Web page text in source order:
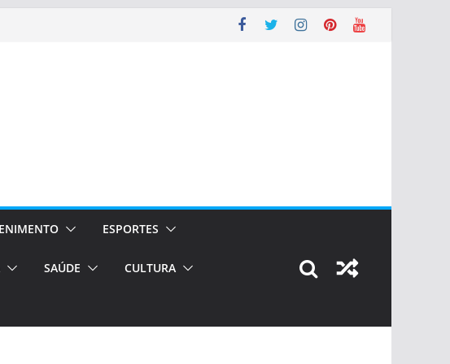
ESPORTES
SAÚDE CULTURA